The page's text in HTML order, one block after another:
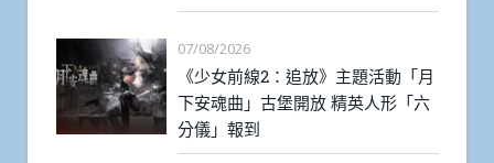
07/08/2026
《少女前線2：追放》主題活動「月
下安魂曲」古堡開放 精英人形「六
分儀」報到